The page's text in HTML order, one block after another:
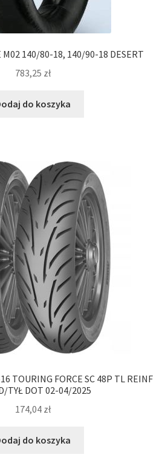
M02 140/80-18, 140/90-18 DESERT
783,25 zł
do koszyka
TOURING FORCE SC 48P TL REINF
TYŁ DOT 02-04/2025
174,04 zł
do koszyka